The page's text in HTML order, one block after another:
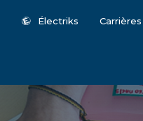
Électriks Carrières